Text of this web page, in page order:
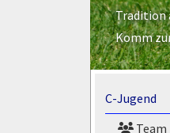
Tradition
Komm
C-Jugend
Team